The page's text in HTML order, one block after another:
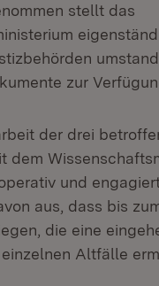
stellt das
zur
der drei
dem
und
aus, dass bis
die eine
Altfälle